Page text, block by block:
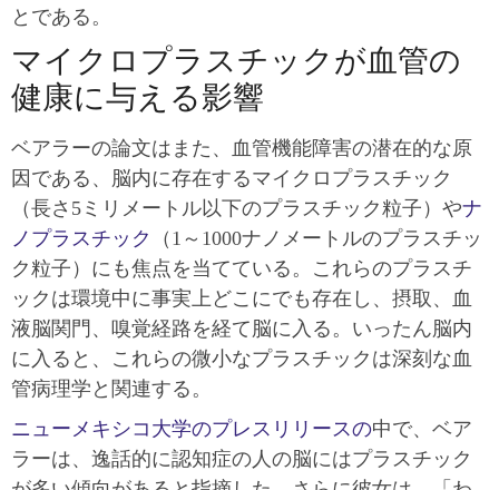
とである。
マイクロプラスチックが血管の
健康に与える影響
ベアラーの論文はまた、血管機能障害の潜在的な原
因である、脳内に存在するマイクロプラスチック
（長さ5ミリメートル以下のプラスチック粒子）やナ
ノプラスチック
（1～1000ナノメートルのプラスチッ
ク粒子）にも焦点を当てている。これらのプラスチ
ックは環境中に事実上どこにでも存在し、摂取、血
液脳関門、嗅覚経路を経て脳に入る。いったん脳内
に入ると、これらの微小なプラスチックは深刻な血
管病理学と関連する。
ニューメキシコ大学のプレスリリースの中で、ベア
ラーは、逸話的に認知症の人の脳にはプラスチック